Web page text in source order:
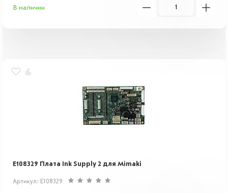
В наличии
E108329 Плата Ink Supply 2 для Mimaki
Артикул: E108329